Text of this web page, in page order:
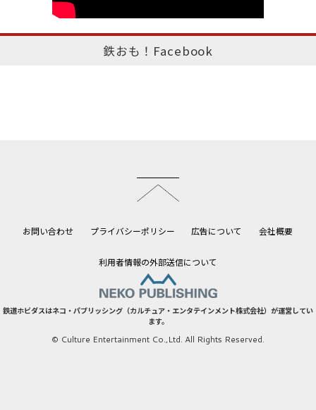
鉄おも！Facebook
お問い合わせ プライバシーポリシー 広告について 会社概要
利用者情報の外部送信について
鉄道ホビダスはネコ・パブリッシング（カルチュア・エンタテインメント株式会社）が運営してい
ます。
© Culture Entertainment Co.,Ltd. All Rights Reserved.